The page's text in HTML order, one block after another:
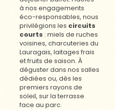
à nos engagements
éco-responsables, nous
privilégions les circuits
courts : miels de ruches
voisines, charcuteries du
Lauragais, laitages frais
et fruits de saison. À
déguster dans nos salles
dédiées ou, dès les
premiers rayons de
soleil, sur la terrasse
face au parc.